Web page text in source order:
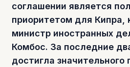
соглашении является
приоритетом для Кипра,
министр иностранных
Комбос. За последние
достигла значительного